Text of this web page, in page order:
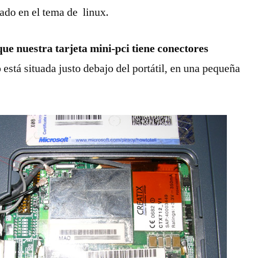
en el tema de linux.
nuestra tarjeta mini-pci tiene conectores
está situada justo debajo del portátil, en una pequeña